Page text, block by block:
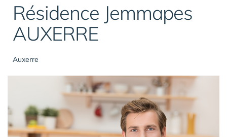
Résidence Jemmapes
AUXERRE
Auxerre